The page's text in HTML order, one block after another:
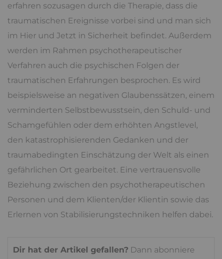
erfahren sozusagen durch die Therapie, dass die
traumatischen Ereignisse vorbei sind und man sich
im Hier und Jetzt in Sicherheit befindet. Außerdem
werden im Rahmen psychotherapeutischer
Verfahren auch die psychischen Folgen der
traumatischen Erfahrungen besprochen. Es wird
beispielsweise an negativen Glaubenssätzen, einem
verminderten Selbstbewusstsein, den Schuld- und
Schamgefühlen oder dem erhöhten Angstlevel,
den katastrophisierenden Gedanken und der
traumabedingten Einschätzung der Welt als einen
gefährlichen Ort gearbeitet. Eine vertrauensvolle
Beziehung zwischen den psychotherapeutischen
Personen und dem Klienten/der Klientin sowie das
Erlernen von Stabilisierungstechniken helfen dabei.
Dir hat der Artikel gefallen? Dann abonniere